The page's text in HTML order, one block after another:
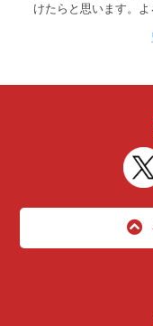
けたらと思います。よ